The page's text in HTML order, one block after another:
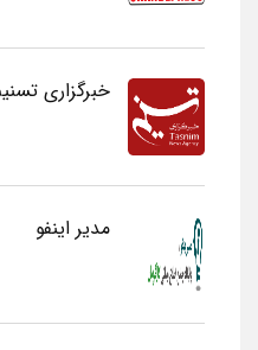
خبرگزاری
مدیر اینفو